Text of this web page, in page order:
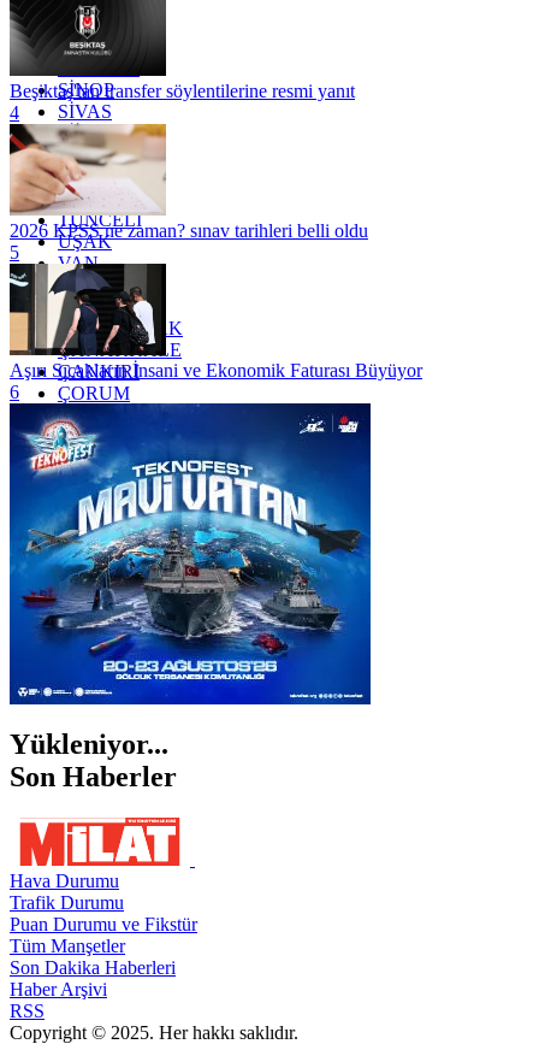
RİZE
SAKARYA
SİNOP
SİVAS
SİİRT
TEKİRDAĞ
TOKAT
TRABZON
TUNCELİ
UŞAK
VAN
YALOVA
YOZGAT
ZONGULDAK
ÇANAKKALE
ÇANKIRI
ÇORUM
İSTANBUL
İZMİR
ŞANLIURFA
ŞIRNAK
Beşiktaş'tan transfer söylentilerine resmi yanıt
4
2026 KPSS ne zaman? sınav tarihleri belli oldu
5
Aşırı Sıcakların İnsani ve Ekonomik Faturası Büyüyor
6
Yükleniyor...
Son Haberler
Hava Durumu
Trafik Durumu
Puan Durumu ve Fikstür
Tüm Manşetler
Son Dakika Haberleri
Haber Arşivi
RSS
Copyright © 2025. Her hakkı saklıdır.